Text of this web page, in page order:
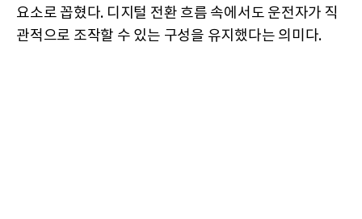
요소로 꼽혔다. 디지털 전환 흐름 속에서도 운전자가 직
관적으로 조작할 수 있는 구성을 유지했다는 의미다.